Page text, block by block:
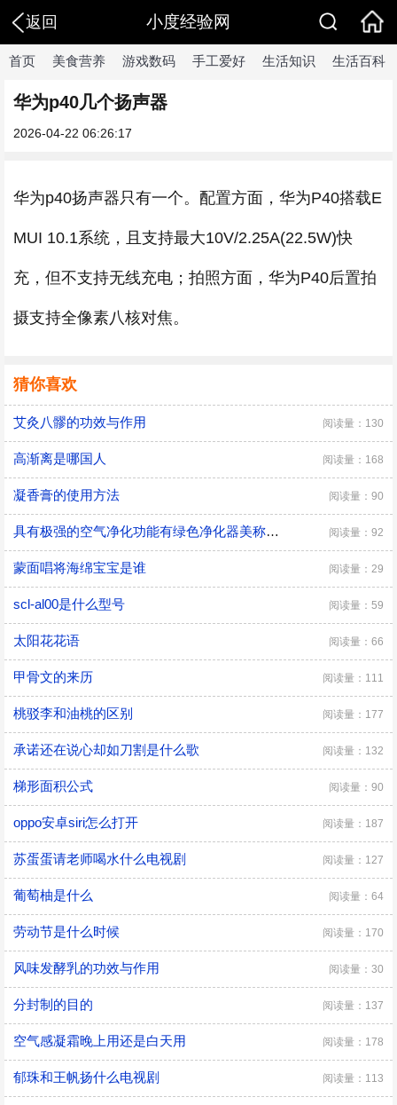
返回 小度经验网
首页 美食营养 游戏数码 手工爱好 生活知识 生活百科
华为p40几个扬声器
2026-04-22 06:26:17
华为p40扬声器只有一个。配置方面，华为P40搭载E
MUI 10.1系统，且支持最大10V/2.25A(22.5W)快
充，但不支持无线充电；拍照方面，华为P40后置拍
摄支持全像素八核对焦。
猜你喜欢
艾灸八髎的功效与作用 阅读量：130
高渐离是哪国人 阅读量：168
凝香膏的使用方法 阅读量：90
具有极强的空气净化功能有绿色净化器美称的室内植物是 阅读量：92
蒙面唱将海绵宝宝是谁 阅读量：29
scl-al00是什么型号 阅读量：59
太阳花花语 阅读量：66
甲骨文的来历 阅读量：111
桃驳李和油桃的区别 阅读量：177
承诺还在说心却如刀割是什么歌 阅读量：132
梯形面积公式 阅读量：90
oppo安卓siri怎么打开 阅读量：187
苏蛋蛋请老师喝水什么电视剧 阅读量：127
葡萄柚是什么 阅读量：64
劳动节是什么时候 阅读量：170
风味发酵乳的功效与作用 阅读量：30
分封制的目的 阅读量：137
空气感凝霜晚上用还是白天用 阅读量：178
郁珠和王帆扬什么电视剧 阅读量：113